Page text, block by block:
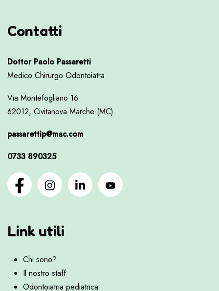
Contatti
Dottor Paolo Passaretti
Medico Chirurgo Odontoiatra
Via Montefogliano 16
62012, Civitanova Marche (MC)
passarettip@mac.com
0733 890325
Link utili
Chi sono?
Il nostro staff
Odontoiatria pediatrica